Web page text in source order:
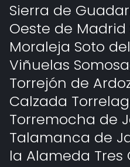
Sierra de
Oeste de Madrid
Moraleja Soto
Viñuelas
Torrejón de
Calzada
Torremocha de
Talamanca de
la Alameda Tres